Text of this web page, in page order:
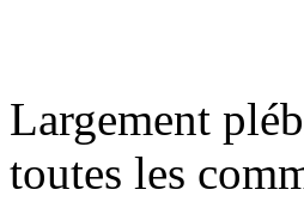
Largement
toutes les